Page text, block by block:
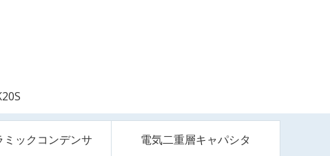
ミックコンデンサ 電気二重層キャパシタ